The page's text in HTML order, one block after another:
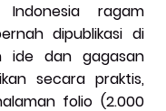
ragam
dipublikasi di
ide dan gagasan
secara praktis,
folio (2.000